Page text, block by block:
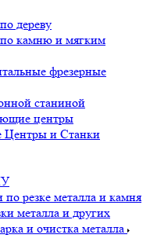
дереву
камню и мягким
фрезерные
станиной
центры
Центры и Станки
резке металла и камня
металла и других
и очистка металла